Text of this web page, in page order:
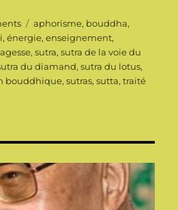
Étiquettes
aphorisme, bouddha,
,énergie,enseignement,
,sutra,sutra de la voie du
du diamand,sutra du lotus,
bouddhique,sutras,sutta,traité